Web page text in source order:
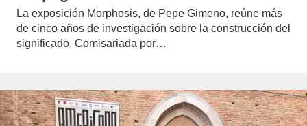
La exposición Morphosis, de Pepe Gimeno, reúne más
de cinco años de investigación sobre la construcción del
significado. Comisariada por…